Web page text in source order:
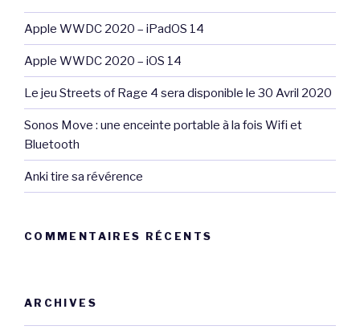
Apple WWDC 2020 – iPadOS 14
Apple WWDC 2020 – iOS 14
Le jeu Streets of Rage 4 sera disponible le 30 Avril 2020
Sonos Move : une enceinte portable à la fois Wifi et
Bluetooth
Anki tire sa révérence
COMMENTAIRES RÉCENTS
ARCHIVES